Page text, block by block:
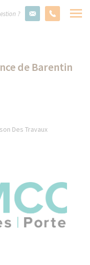
?
de Barentin
Des Travaux